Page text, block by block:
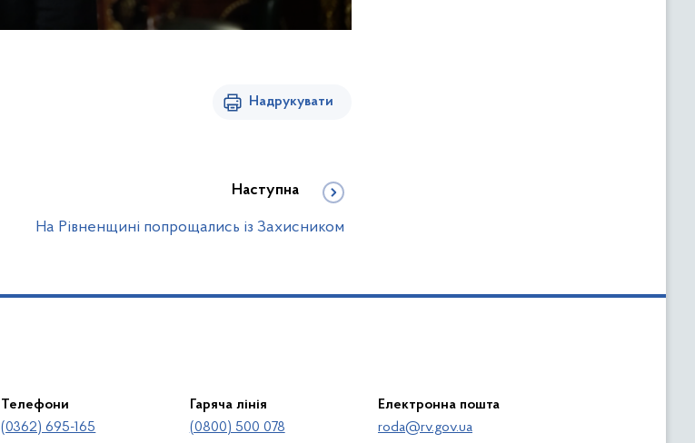
Надрукувати
Наступна
На Рівненщині попрощались із Захисником
Телефони
(0362) 695-165
Гаряча лінія
(0800) 500 078
Електронна пошта
roda@rv.gov.ua